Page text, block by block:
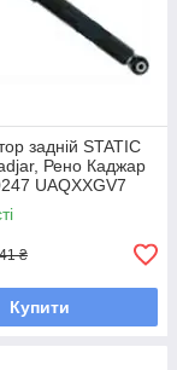
задній STATIC
Рено Каджар
UAQXXGV7
₴
Купити